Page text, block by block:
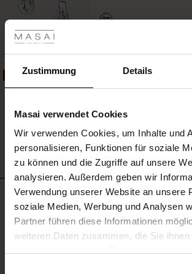
Zustimmung Details
Masai verwendet Cookies
Wir verwenden Cookies, um Inhalte und
personalisieren, Funktionen für soziale
zu können und die Zugriffe auf unsere
analysieren. Außerdem geben wir
Verwendung unserer Website an unsere
soziale Medien, Werbung und Analysen
Partner führen diese Informationen
weiteren Daten zusammen, die Sie
(Sale)
Sale
Sale
ansehen
First Layers
Begins – Pre-Autumn 2026
Ease - Summer 2026
- Summer 2026
Sets
Leinen
– Ihre Garderobe beginnt hier
MEHR SEHEN
BEWERTUNGEN
4.00
star